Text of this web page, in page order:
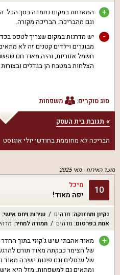
+
המארחת במקום נחמדה בסך הכל.
וגם מהבריכה. הבריכה מקורה.
-
יש מדרגות במקום שצריך לטפס
מבוגרים וילדים קטנים זה לא
חשמל אזוריות, והיה מאוד חם
הצלחות במטבח הן בגדלים
סוג סוקרים: משפחות
תגובת בית העסק
הבריכה לא מחוממת בחודשי יולי אוגוסט
מועד האירוח -מאי 2025
10 מיכל
יפה מאוד!
נקיון ותחזוקה: מדהים שירות ויחס אישי:
אמת בפרסום: מדהים תמורה למחיר:
+
מאוד אהבתי שיש ג'קוזי בתוך
של הצימר כבקתה מאוד תורם
של ערסלים וגם פינות ישיבה
ומתאים גם למשפחות. מזל היא